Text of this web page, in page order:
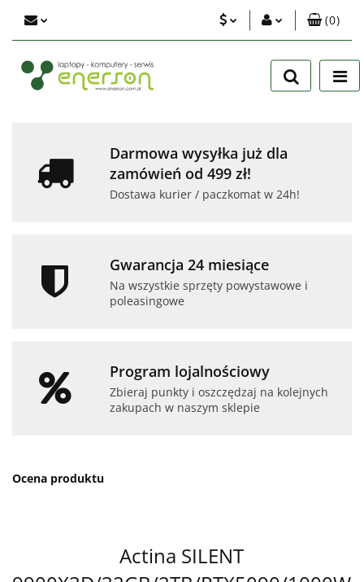
Zaloguj się
Zarejestruj się
(0)
Darmowa wysyłka już dla
zamówień od 499 zł!
Dostawa kurier / paczkomat w 24h!
Gwarancja 24 miesiące
Na wszystkie sprzęty powystawowe i
poleasingowe
Program lojalnościowy
Zbieraj punkty i oszczędzaj na kolejnych
zakupach w naszym sklepie
Ocena produktu
Actina SILENT